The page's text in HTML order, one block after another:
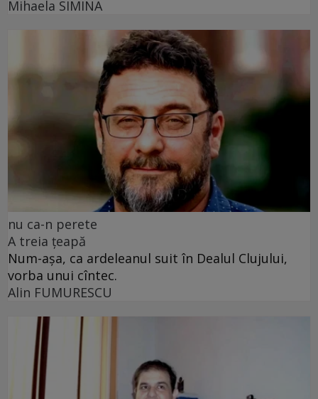
Mihaela SIMINA
nu ca-n perete
A treia țeapă
Num-așa, ca ardeleanul suit în Dealul Clujului,
vorba unui cîntec.
Alin FUMURESCU